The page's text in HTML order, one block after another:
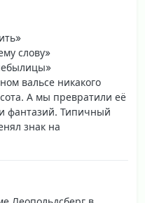
слову»
вальсе никакого
А мы превратили её
фантазий. Типичный
знак на